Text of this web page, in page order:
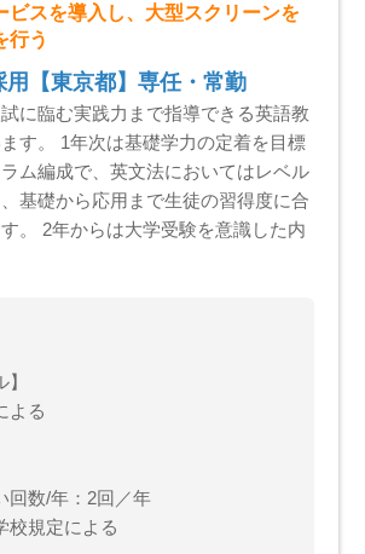
ビスを導入し、大型スクリーンを
行う
用【東京都】専任・常勤
に臨む実践力まで指導できる英語教
す。 1年次は基礎学力の定着を目標
ム編成で、英文法においてはレベル
基礎から応用まで生徒の習得度に合
。 2年からは大学受験を意識した内
よる
回数/年：2回／年
校規定による